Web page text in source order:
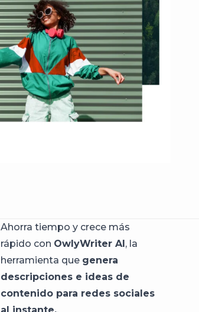
Ahorra tiempo y crece más
rápido con OwlyWriter AI, la
herramienta que genera
descripciones e ideas de
contenido para redes sociales